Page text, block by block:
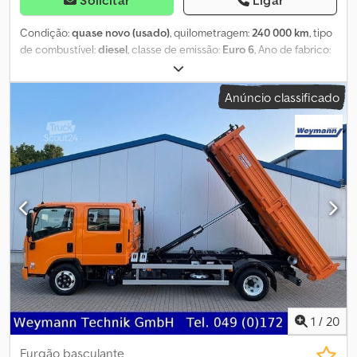
Condição:quase novo (usado), quilometragem:240 000 km, tipo
de combustível:diesel, classe de emissão: Euro 6, Ano de fabrico:
, OPEL VIVARO ANO 2019 ISOTÉRMICO COM REFRIGERAÇÃO,
ADAPTADO PARA TRANSPORTE DE SANGUE OU ÓRGÃOS, COM
DUPLA TEMPERATURA, COMPLETO COM GIROFLEX E SIRENE,
240.000 KM, VEÍCULO EM PERFEITO ESTADO. BENITO 3383844139
Crjdpfx Aswxx Nzem Ref MICHELE 3394588233
Anúncio classificado
1 / 20
Furgão basculante